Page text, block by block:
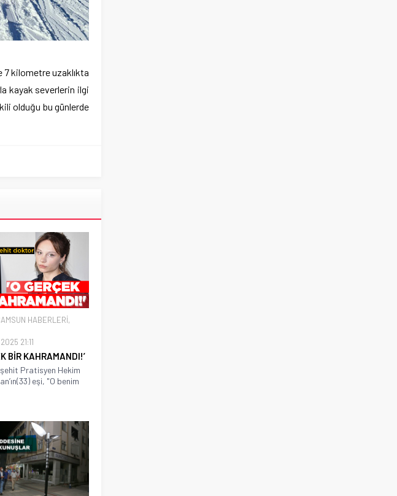
kilometre uzaklıkta
kayak severlerin ilgi
olduğu bu günlerde
HABERLERİ,
21:11
BİR KAHRAMANDI!’
Pratisyen Hekim
eşi, "O benim